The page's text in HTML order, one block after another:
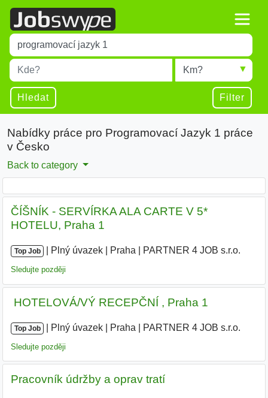
Title
Type 1 or more characters for results.
Místo
Type 1 or more characters for results.
Radius
Hledat Filter
Nabídky práce pro Programovací Jazyk 1 práce
v Česko
Back to category
ČÍŠNÍK - SERVÍRKA ALA CARTE V 5*
HOTELU, Praha 1
Top Job Plný úvazek Praha PARTNER 4 JOB s.r.o.
Sledujte později
️ HOTELOVÁ/VÝ RECEPČNÍ , Praha 1
Top Job Plný úvazek Praha PARTNER 4 JOB s.r.o.
Sledujte později
Pracovník údržby a oprav tratí